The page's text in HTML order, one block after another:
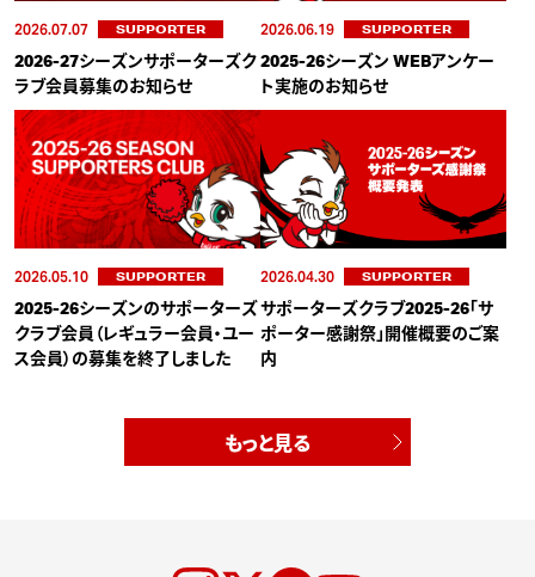
2026.07.07 SUPPORTER
2026-27シーズンサポーターズク
ラブ会員募集のお知らせ
2026.06.19 SUPPORTER
2025-26シーズン WEBアンケー
ト実施のお知らせ
2026.05.10 SUPPORTER
2025-26シーズンのサポーターズ
クラブ会員（レギュラー会員・ユー
ス会員）の募集を終了しました
2026.04.30 SUPPORTER
サポーターズクラブ2025-26「サ
ポーター感謝祭」開催概要のご案
内
もっと見る